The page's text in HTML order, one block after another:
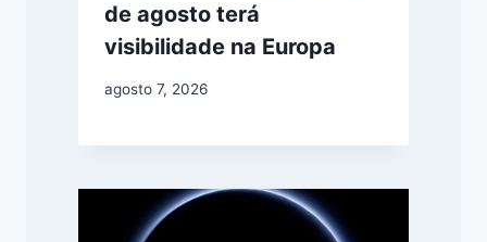
de agosto terá
visibilidade na Europa
agosto 7, 2026